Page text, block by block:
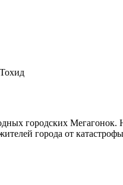
городских
города от